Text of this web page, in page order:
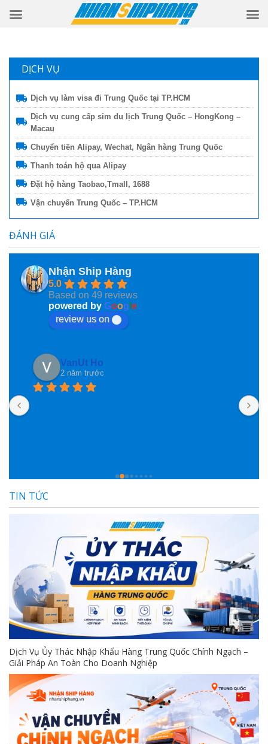
DỊCH VỤ
Dịch vụ làm visa đi Trung Quốc tại TP.HCM
Dịch vụ cung cấp sim du lịch Trung Quốc – HongKong –
Macau
Chuyển tiền Alipay, Wechat, Ngân hàng Trung Quốc
Thanh toán hộ qua Alipay
Đặt hộ hàng Taobao,Tmall, 1688
Vận chuyển Trung Quốc – TP.HCM
ĐÁNH GIÁ
Nhận Ship Hàng
5.0
Based on 49 reviews
powered by Goog e
review us on
Phan Phung
2 năm trước
nay mình mới ngoi lên đây nói vài lời, ngại ghê! Các
TIN TỨC
Dịch Vụ Ủy Thác Nhập Khẩu Hàng Trung Quốc Chính Ngạch –
Giải Pháp An Toàn Cho Doanh Nghiệp